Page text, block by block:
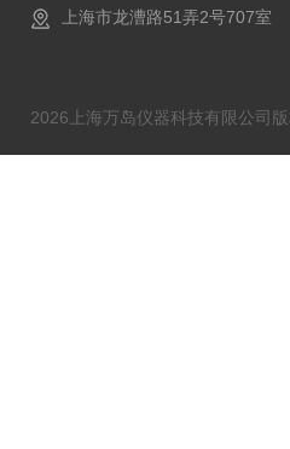
上海市龙漕路51弄2号707室
2026上海万岛仪器科技有限公司